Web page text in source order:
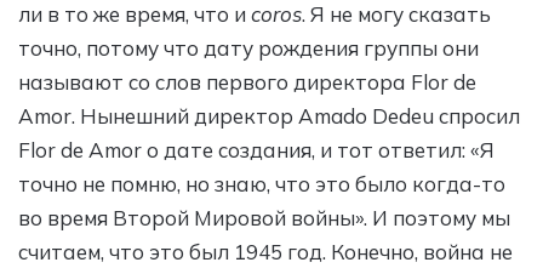
ли в то же время, что и coros. Я не могу сказать
точно, потому что дату рождения группы они
называют со слов первого директора Flor de
Amor. Нынешний директор Amado Dedeu спросил
Flor de Amor о дате создания, и тот ответил: «Я
точно не помню, но знаю, что это было когда-то
во время Второй Мировой войны». И поэтому мы
считаем, что это был 1945 год. Конечно, война не